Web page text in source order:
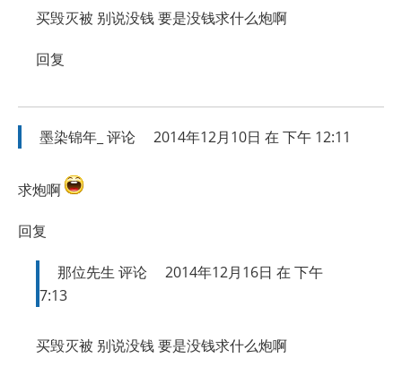
买毁灭被 别说没钱 要是没钱求什么炮啊
回复
墨染锦年_ 评论 2014年12月10日 在 下午 12:11
求炮啊
回复
那位先生 评论
2014年12月16日 在 下午
7:13
买毁灭被 别说没钱 要是没钱求什么炮啊